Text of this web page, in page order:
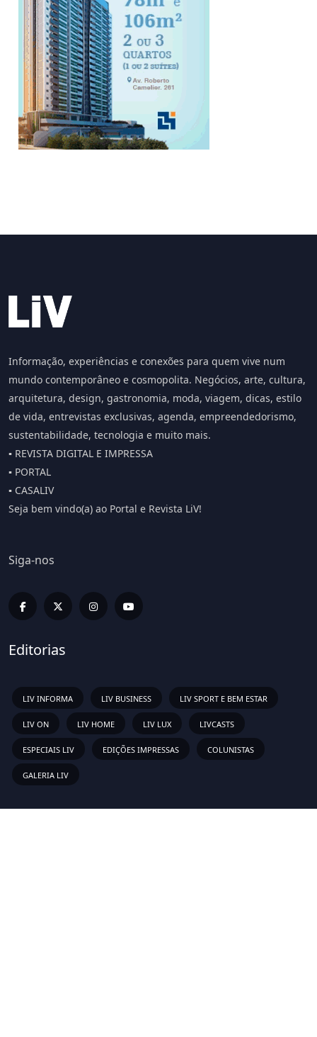
Informação, experiências e conexões para quem vive num
mundo contemporâneo e cosmopolita. Negócios, arte, cultura,
arquitetura, design, gastronomia, moda, viagem, dicas, estilo
de vida, entrevistas exclusivas, agenda, empreendedorismo,
sustentabilidade, tecnologia e muito mais.
▪️ REVISTA DIGITAL E IMPRESSA
▪️ PORTAL
▪️ CASALIV
Seja bem vindo(a) ao Portal e Revista LiV!
Siga-nos
Editorias
LIV INFORMA LIV BUSINESS LIV SPORT E BEM ESTAR
LIV ON LIV HOME LIV LUX LIVCASTS
ESPECIAIS LIV EDIÇÕES IMPRESSAS COLUNISTAS
GALERIA LIV